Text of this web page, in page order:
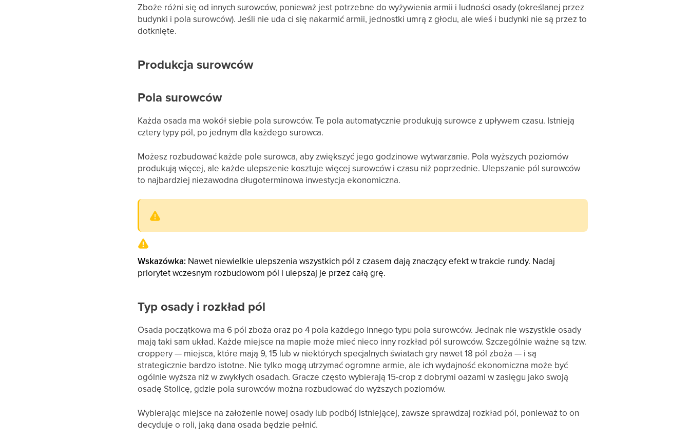
Zboże różni się od innych surowców, ponieważ jest potrzebne do wyżywienia armii i ludności osady (określanej przez
budynki i pola surowców). Jeśli nie uda ci się nakarmić armii, jednostki umrą z głodu, ale wieś i budynki nie są przez to
dotknięte.
Produkcja surowców
Pola surowców
Każda osada ma wokół siebie pola surowców. Te pola automatycznie produkują surowce z upływem czasu. Istnieją
cztery typy pól, po jednym dla każdego surowca.
Możesz rozbudować każde pole surowca, aby zwiększyć jego godzinowe wytwarzanie. Pola wyższych poziomów
produkują więcej, ale każde ulepszenie kosztuje więcej surowców i czasu niż poprzednie. Ulepszanie pól surowców
to najbardziej niezawodna długoterminowa inwestycja ekonomiczna.
Wskazówka: Nawet niewielkie ulepszenia wszystkich pól z czasem dają znaczący efekt w trakcie rundy. Nadaj
priorytet wczesnym rozbudowom pól i ulepszaj je przez całą grę.
Typ osady i rozkład pól
Osada początkowa ma 6 pól zboża oraz po 4 pola każdego innego typu pola surowców. Jednak nie wszystkie osady
mają taki sam układ. Każde miejsce na mapie może mieć nieco inny rozkład pól surowców. Szczególnie ważne są tzw.
croppery — miejsca, które mają 9, 15 lub w niektórych specjalnych światach gry nawet 18 pól zboża — i są
strategicznie bardzo istotne. Nie tylko mogą utrzymać ogromne armie, ale ich wydajność ekonomiczna może być
ogólnie wyższa niż w zwykłych osadach. Gracze często wybierają 15-crop z dobrymi oazami w zasięgu jako swoją
osadę Stolicę, gdzie pola surowców można rozbudować do wyższych poziomów.
Wybierając miejsce na założenie nowej osady lub podbój istniejącej, zawsze sprawdzaj rozkład pól, ponieważ to on
decyduje o roli, jaką dana osada będzie pełnić.